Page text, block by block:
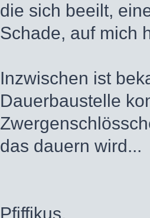
die sich beeilt,
Schade, auf mich
Inzwischen ist
Dauerbaustelle
das dauern wird...
Pfiffikus,